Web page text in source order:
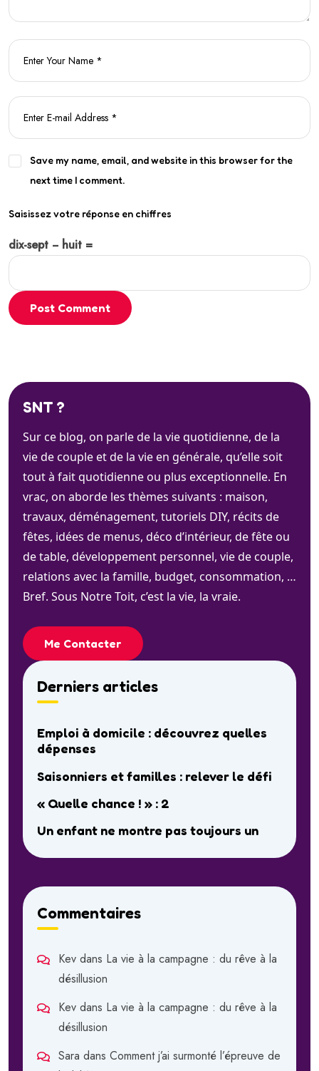
Save my name, email, and website in this browser for the
next time I comment.
Saisissez votre réponse en chiffres
dix-sept − huit =
Post Comment
SNT ?
Sur ce blog, on parle de la vie quotidienne, de la
vie de couple et de la vie en générale, qu’elle soit
tout à fait quotidienne ou plus exceptionnelle. En
vrac, on aborde les thèmes suivants : maison,
travaux, déménagement, tutoriels DIY, récits de
fêtes, idées de menus, déco d’intérieur, de fête ou
de table, développement personnel, vie de couple,
relations avec la famille, budget, consommation, …
Bref. Sous Notre Toit, c’est la vie, la vraie.
Me Contacter
Derniers articles
Emploi à domicile : découvrez quelles
dépenses
Saisonniers et familles : relever le défi
« Quelle chance ! » : 2
Un enfant ne montre pas toujours un
Commentaires
Kev dans La vie à la campagne : du rêve à la
désillusion
Kev dans La vie à la campagne : du rêve à la
désillusion
Sara dans Comment j’ai surmonté l’épreuve de